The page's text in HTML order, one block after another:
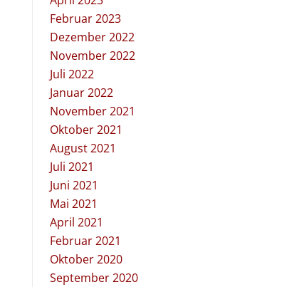
Februar 2023
Dezember 2022
November 2022
Juli 2022
Januar 2022
November 2021
Oktober 2021
August 2021
Juli 2021
Juni 2021
Mai 2021
April 2021
Februar 2021
Oktober 2020
September 2020